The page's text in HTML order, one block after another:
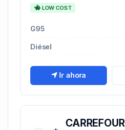
LOW COST
G95
Diésel
Ir ahora
CARREFOUR